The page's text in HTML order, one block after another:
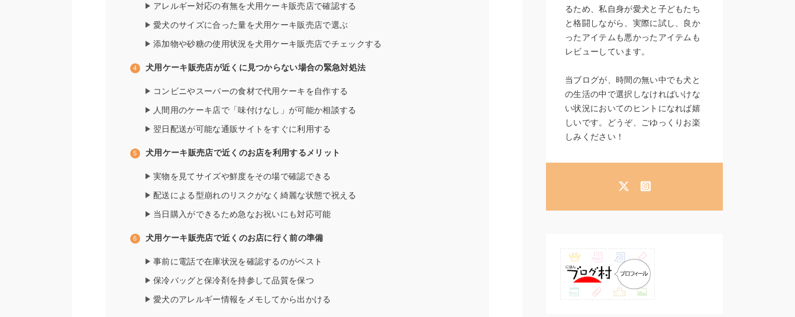
アレルギー対応の有無を犬用ケーキ販売店で確認する
愛犬のサイズに合った量を犬用ケーキ販売店で選ぶ
添加物や砂糖の使用状況を犬用ケーキ販売店でチェックする
犬用ケーキ販売店が近くに見つからない場合の緊急対処法
コンビニやスーパーの食材で代用ケーキを自作する
人間用のケーキ店で「味付けなし」が可能か相談する
翌日配送が可能な通販サイトをすぐに利用する
犬用ケーキ販売店で近くのお店を利用するメリット
実物を見てサイズや鮮度をその場で確認できる
配送による型崩れのリスクがなく綺麗な状態で祝える
当日購入ができるため急なお祝いにも対応可能
犬用ケーキ販売店で近くのお店に行く前の準備
事前に電話で在庫状況を確認するのがベスト
保冷バッグと保冷剤を持参して品質を保つ
愛犬のアレルギー情報をメモしてから出かける
るため、私自身が愛犬と子どもたち
と格闘しながら、実際に試し、良か
ったアイテムも悪かったアイテムも
レビューしています。
当ブログが、時間の無い中でも犬と
の生活の中で選択しなければいけな
い状況においてのヒントになれば嬉
しいです。どうぞ、ごゆっくりお楽
しみください！